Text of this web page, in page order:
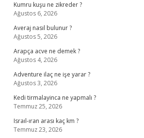
Kumru kuşu ne zikreder ?
Ağustos 6, 2026
Averaj nasıl bulunur ?
Ağustos 5, 2026
Arapça acve ne demek ?
Ağustos 4, 2026
Adventure ilaç ne işe yarar ?
Ağustos 3, 2026
Kedi tirmalayinca ne yapmalı ?
Temmuz 25, 2026
Israıl-ıran arası kaç km ?
Temmuz 23, 2026